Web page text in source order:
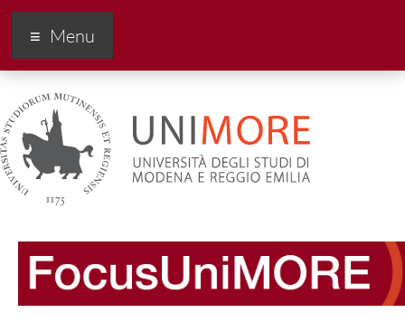
FocusUnimore
Menu